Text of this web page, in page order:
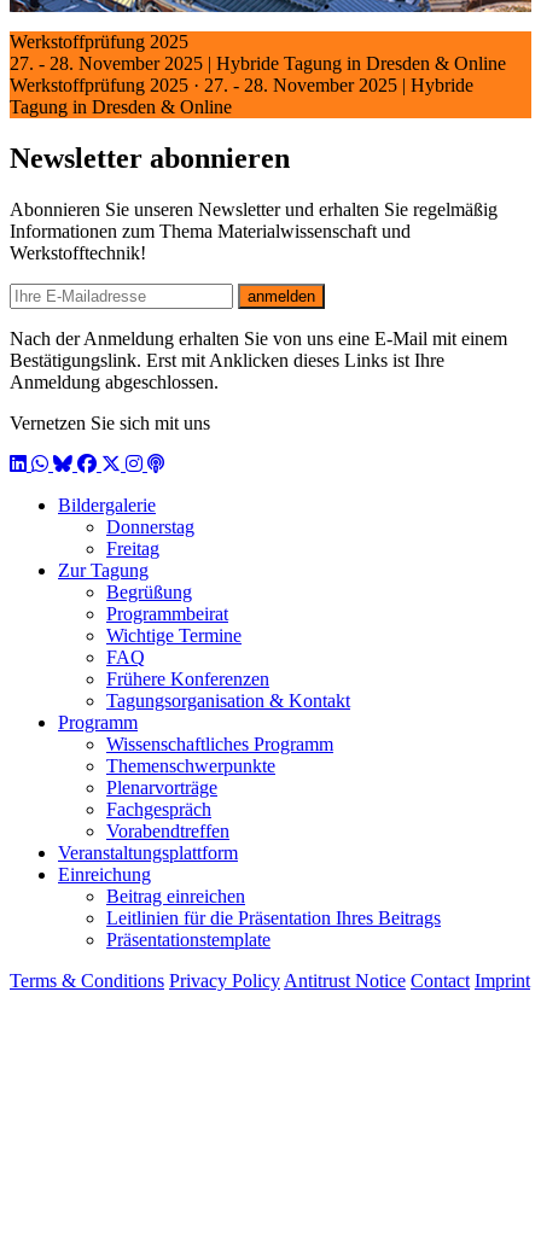
Werkstoffprüfung 2025
27. - 28. November 2025 | Hybride Tagung in Dresden & Online
Werkstoffprüfung 2025 · 27. - 28. November 2025 | Hybride
Tagung in Dresden & Online
Newsletter abonnieren
Abonnieren Sie unseren Newsletter und erhalten Sie regelmäßig
Informationen zum Thema Materialwissenschaft und
Werkstofftechnik!
E-mail
anmelden
Nach der Anmeldung erhalten Sie von uns eine E-Mail mit einem
Bestätigungslink. Erst mit Anklicken dieses Links ist Ihre
Anmeldung abgeschlossen.
Vernetzen Sie sich mit uns
LinkedIn
WhatsApp
BlueSky
Facebook
X / Twitter
Instagram
Podcast
Bildergalerie
Donnerstag
Freitag
Zur Tagung
Begrüßung
Programmbeirat
Wichtige Termine
FAQ
Frühere Konferenzen
Tagungsorganisation & Kontakt
Programm
Wissenschaftliches Programm
Themenschwerpunkte
Plenarvorträge
Fachgespräch
Vorabendtreffen
Veranstaltungsplattform
Einreichung
Beitrag einreichen
Leitlinien für die Präsentation Ihres Beitrags
Präsentationstemplate
Terms & Conditions Privacy Policy Antitrust Notice Contact Imprint